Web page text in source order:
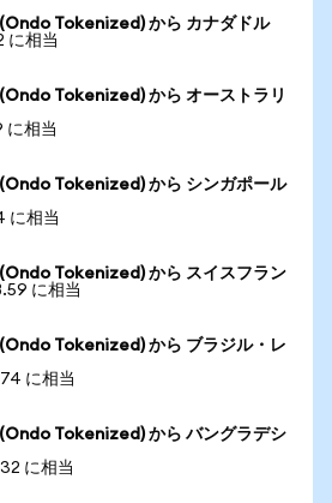
Tokenized) から カナダドル
に相当
Tokenized) から オーストラリ
に相当
Tokenized) から シンガポール
に相当
Tokenized) から スイスフラン
に相当
Tokenized) から ブラジル・レ
に相当
Tokenized) から バングラデシ
に相当